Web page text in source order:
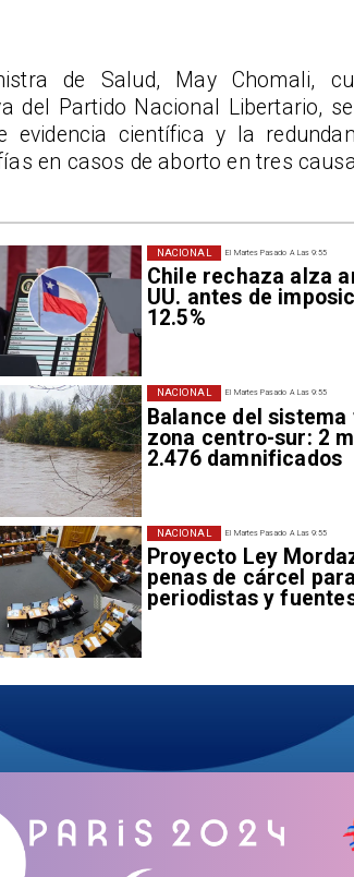
El Martes Pasado A Las 9:55
Chile rechaza alza
UU. antes de
12.5%
NACIONAL
El Martes Pasado A Las 9:55
Balance del
zona centro-sur: 2
2.476 damnificados
NACIONAL
El Martes Pasado A Las 9:55
Proyecto Ley
penas de cárcel para
periodistas y
NACIONAL
de Salud, May Chomali,
del Partido Nacional Libertario,
evidencia científica y la
en casos de aborto en tres